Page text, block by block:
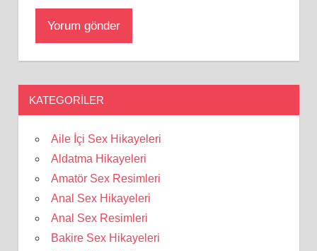
KATEGORILER
Aile İçi Sex Hikayeleri
Aldatma Hikayeleri
Amatör Sex Resimleri
Anal Sex Hikayeleri
Anal Sex Resimleri
Bakire Sex Hikayeleri